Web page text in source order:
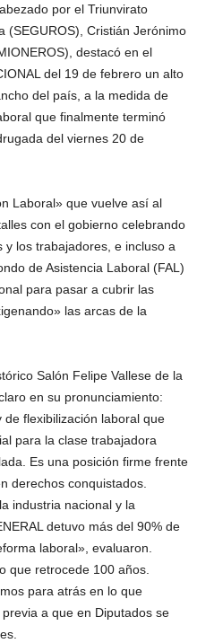
por el Triunvirato
(SEGUROS), Cristián Jerónimo
destacó en el
del 19 de febrero un alto
del país, a la medida de
que finalmente terminó
del viernes 20 de
Laboral» que vuelve así al
con el gobierno celebrando
los trabajadores, e incluso a
de Asistencia Laboral (FAL)
para pasar a cubrir las
las arcas de la
Salón Felipe Vallese de la
en su pronunciamiento:
flexibilización laboral que
para la clase trabajadora
Es una posición firme frente
derechos conquistados.
industria nacional y la
detuvo más del 90% de
laboral», evaluaron.
que retrocede 100 años.
para atrás en lo que
a que en Diputados se